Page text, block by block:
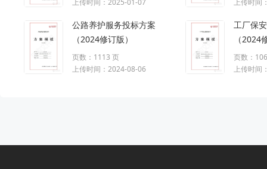
上传时间：2025-01-07
上传时间
公路养护服务投标方案
（2024修订版）
页数：1113 页
上传时间：2024-08-06
工厂保
（2024
页数：
上传时间